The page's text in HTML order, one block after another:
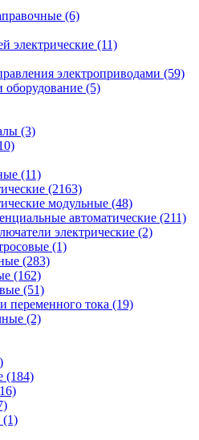
(6)
электрические (11)
электроприводами (59)
оборудование (5)
(3)
(11)
(2163)
модульные (48)
автоматические (211)
электрические (2)
(1)
(283)
(162)
(51)
переменного тока (19)
(2)
(184)
(1)